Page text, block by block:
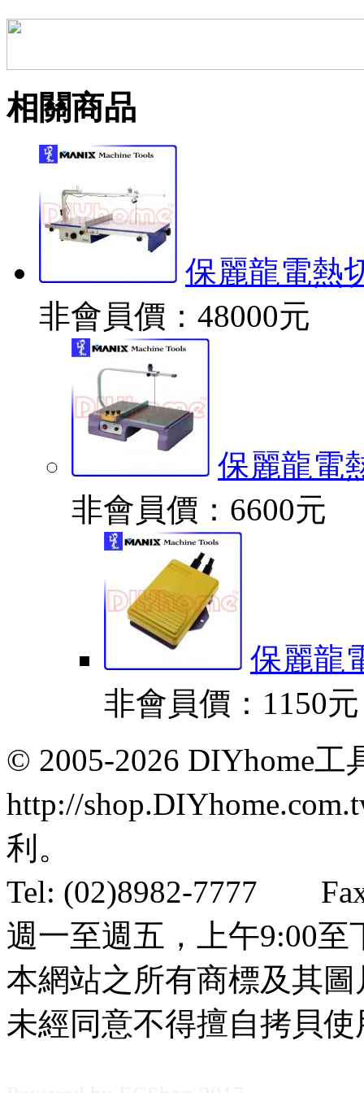
相關商品
保麗龍電熱
非會員價：48000元
保麗龍電
非會員價：6600元
保麗龍
非會員價：1150元
© 2005-2026 DIYhome工
http://
利。
Tel: (02)8982-7777
週一至週五，上午9:00至
本網站之所有商標及其
未經同意不得擅自拷貝使